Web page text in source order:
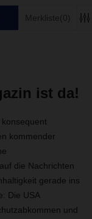
Merkliste(0)
ist da!
kommender
die Nachrichten
gerade ins
Die USA
und